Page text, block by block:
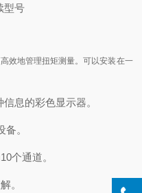
型号
效地管理扭矩测量。可以安装在一
息的彩色显示器。
。
个通道。
。